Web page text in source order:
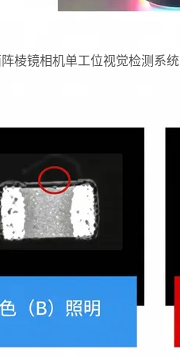
棱镜相机单工位视觉检测系统